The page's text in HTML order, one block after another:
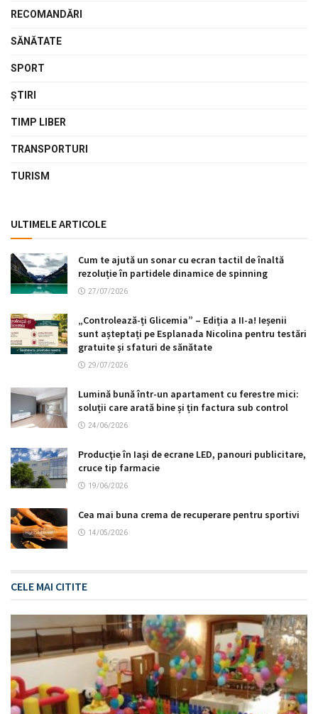
RECOMANDĂRI
SĂNĂTATE
SPORT
ŞTIRI
TIMP LIBER
TRANSPORTURI
TURISM
ULTIMELE ARTICOLE
Cum te ajută un sonar cu ecran tactil de înaltă
rezoluție în partidele dinamice de spinning
27/07/2026
„Controlează-ți Glicemia” – Ediția a II-a! Ieșenii
sunt așteptați pe Esplanada Nicolina pentru testări
gratuite și sfaturi de sănătate
29/07/2026
Lumină bună într-un apartament cu ferestre mici:
soluții care arată bine și țin factura sub control
24/06/2026
Producţie în Iaşi de ecrane LED, panouri publicitare,
cruce tip farmacie
19/06/2026
Cea mai buna crema de recuperare pentru sportivi
14/05/2026
CELE MAI CITITE